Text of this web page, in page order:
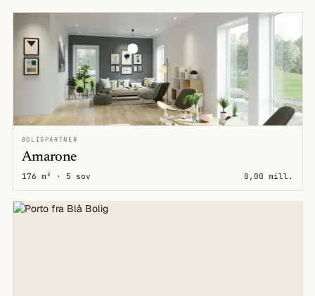
BOLIGPARTNER
Amarone
176 m² · 5 sov 0,00 mill.